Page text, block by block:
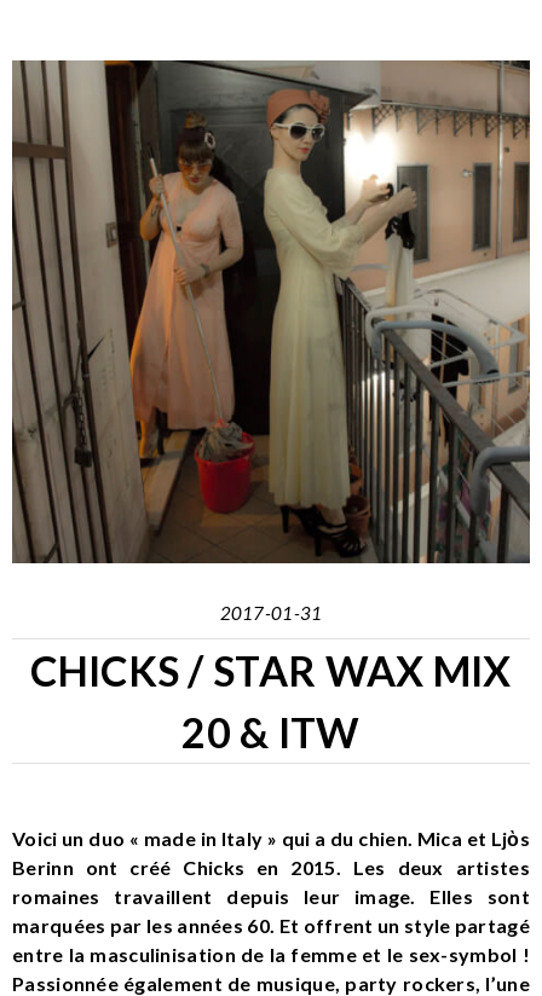
2017-01-31
CHICKS / STAR WAX MIX
20 & ITW
Voici un duo « made in Italy » qui a du chien. Mica et Ljὸs
Berinn ont créé Chicks en 2015. Les deux artistes
romaines travaillent depuis leur image. Elles sont
marquées par les années 60. Et offrent un style partagé
entre la masculinisation de la femme et le sex-symbol !
Passionnée également de musique, party rockers, l’une